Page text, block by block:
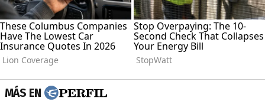
MÁS EN